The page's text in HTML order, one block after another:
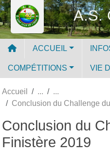
A.S.
ACCUEIL
COMPÉTITIONS VIE
Accueil
Conclusion du Challenge
Conclusion du
Finistère 2019
Panneau de gestion des